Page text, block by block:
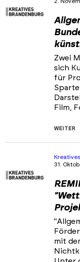
Portfolios
Veranstaltungen &
Zwei
sich
für
Film,
WEITER
31.
mit